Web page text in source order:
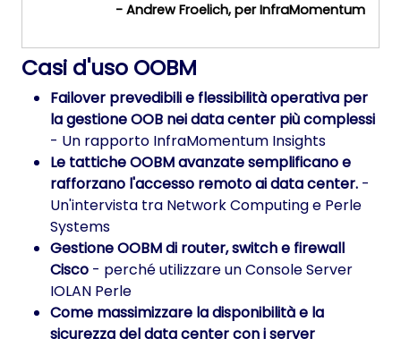
- Andrew Froelich, per InfraMomentum
Casi d'uso OOBM
Failover prevedibili e flessibilità operativa per
la gestione OOB nei data center più complessi
- Un rapporto InfraMomentum Insights
Le tattiche OOBM avanzate semplificano e
rafforzano l'accesso remoto ai data center. -
Un'intervista tra Network Computing e Perle
Systems
Gestione OOBM di router, switch e firewall
Cisco - perché utilizzare un Console Server
IOLAN Perle
Come massimizzare la disponibilità e la
sicurezza del data center con i server